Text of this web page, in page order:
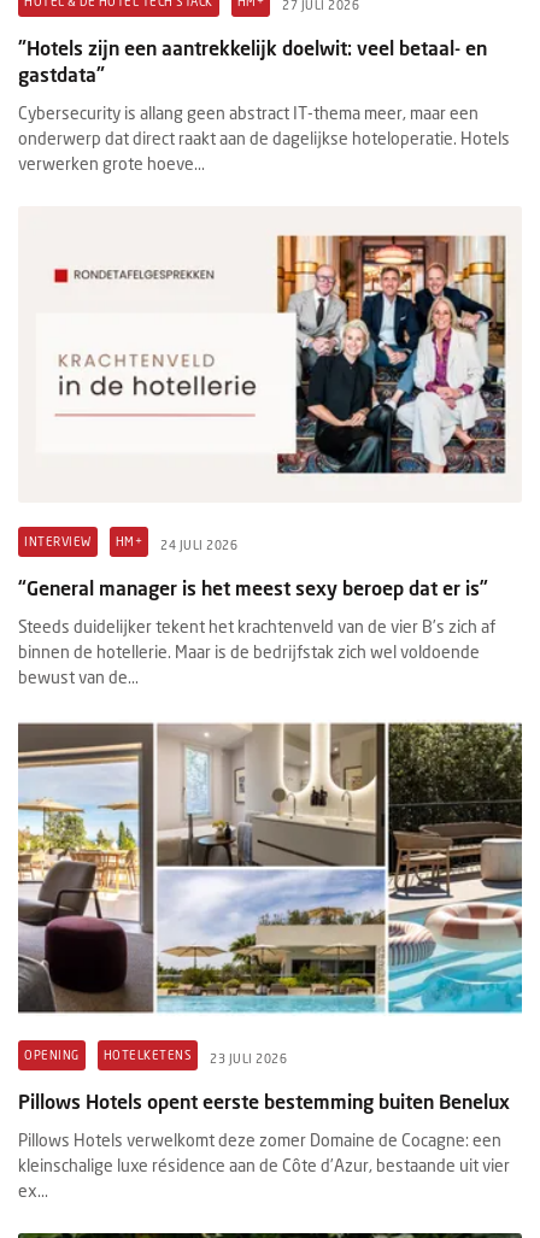
27 JULI 2026
"Hotels zijn een aantrekkelijk doelwit: veel betaal- en
gastdata"
Cybersecurity is allang geen abstract IT-thema meer, maar een
onderwerp dat direct raakt aan de dagelijkse hoteloperatie. Hotels
verwerken grote hoeve...
INTERVIEW HM+ 24 JULI 2026
“General manager is het meest sexy beroep dat er is”
Steeds duidelijker tekent het krachtenveld van de vier B’s zich af
binnen de hotellerie. Maar is de bedrijfstak zich wel voldoende
bewust van de...
OPENING HOTELKETENS 23 JULI 2026
Pillows Hotels opent eerste bestemming buiten Benelux
Pillows Hotels verwelkomt deze zomer Domaine de Cocagne: een
kleinschalige luxe résidence aan de Côte d’Azur, bestaande uit vier
ex...